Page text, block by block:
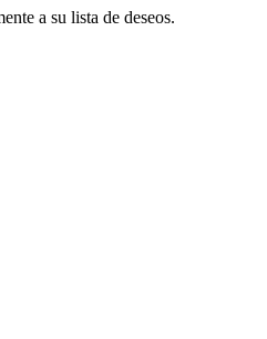
a su lista de deseos.